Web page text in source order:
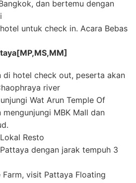
dan bertemu dengan
untuk check in. Acara Bebas
di hotel check out, peserta akan
river
Wat Arun Temple Of
mengunjungi MBK Mall dan
Resto
dengan jarak tempuh 3
Farm, visit Pattaya Floating